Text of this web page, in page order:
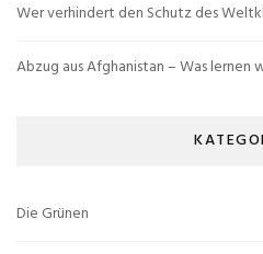
Wer verhindert den Schutz des
Abzug aus Afghanistan – Was lernen
Die Grünen